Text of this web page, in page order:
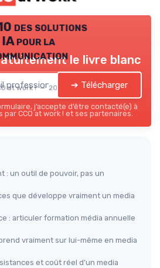
des solutions
IA pour la
at work ! — 2026
le livre blanc
➔ Télécharger
j’accepte d’être contacté(e) à
CCO at work ! et ses partenaires.
: un outil de pouvoir, pas un
que développe vraiment un media
: articuler formation média annuelle
vraiment sur lui-même en media
et coût réel d’un media